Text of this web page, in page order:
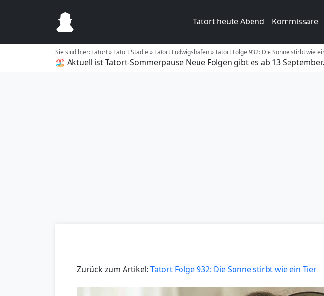
Tatort heute Abend Kommissare
Sie sind hier:Tatort»Tatort Städte»Tatort Ludwigshafen»Tatort Folge 932: Die Sonne stirbt wie
🏖️ Aktuell ist Tatort-Sommerpause Neue Folgen gibt es ab 13 September.
Zurück zum Artikel: Tatort Folge 932: Die Sonne stirbt wie ein Tier